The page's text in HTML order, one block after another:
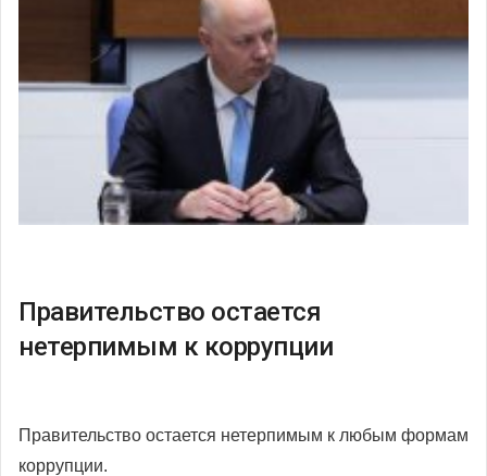
Правительство остается
нетерпимым к коррупции
Правительство остается нетерпимым к любым формам
коррупции.